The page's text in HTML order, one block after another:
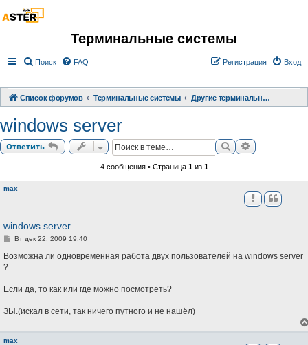
Терминальные системы
Поиск FAQ Вход
Регистрация
Список форумов Терминальные системы Другие терминальные системы
windows server
Ответить Поиск
4 сообщения • Страница 1из 1
max
windows server
С
о
н
Вт дек 22, 2009 19:40
Возможна ли одновременная работа двух пользователей на windows server
?
Если да, то как или где можно посмотреть?
ЗЫ.(искал в сети, так ничего путного и не нашёл)
max